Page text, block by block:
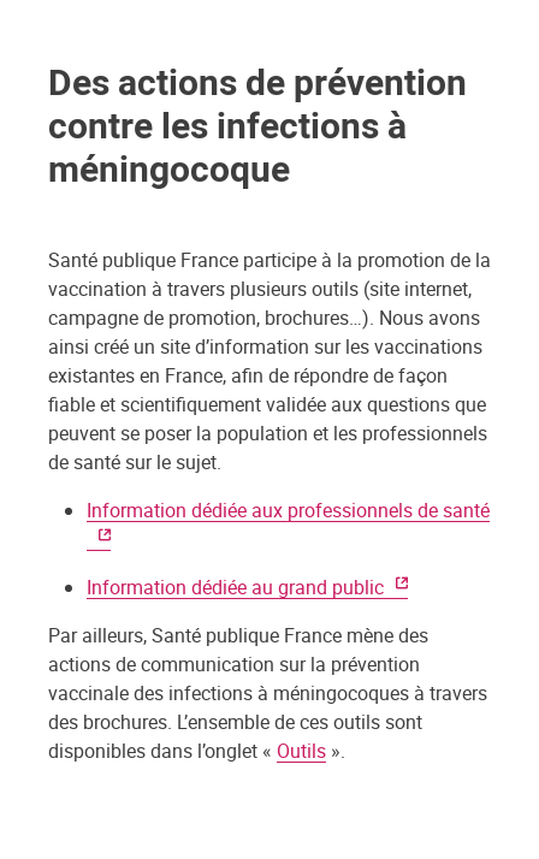
Des actions de prévention
contre les infections à
méningocoque
Santé publique France participe à la promotion de la
vaccination à travers plusieurs outils (site internet,
campagne de promotion, brochures…). Nous avons
ainsi créé un site d’information sur les vaccinations
existantes en France, afin de répondre de façon
fiable et scientifiquement validée aux questions que
peuvent se poser la population et les professionnels
de santé sur le sujet.
Information dédiée aux professionnels de santé
Information dédiée au grand public
Par ailleurs, Santé publique France mène des
actions de communication sur la prévention
vaccinale des infections à méningocoques à travers
des brochures. L’ensemble de ces outils sont
disponibles dans l’onglet « Outils ».